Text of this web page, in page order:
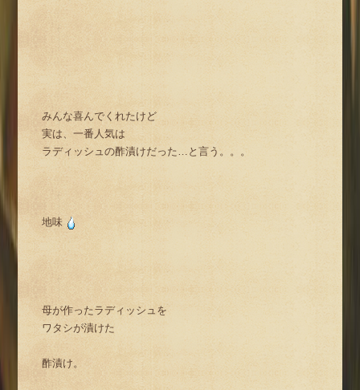
みんな喜んでくれたけど
実は、一番人気は
ラディッシュの酢漬けだった…と言う。。。
地味
母が作ったラディッシュを
ワタシが漬けた
酢漬け。